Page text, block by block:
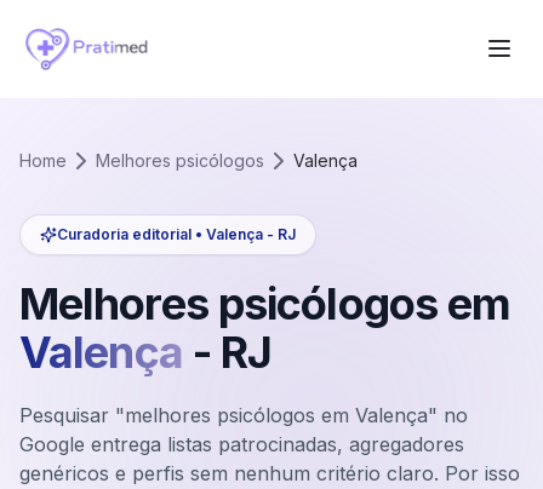
Home Melhores psicólogos Valença
Curadoria editorial • Valença - RJ
Melhores psicólogos em
Valença - RJ
Pesquisar "melhores psicólogos em Valença" no
Google entrega listas patrocinadas, agregadores
genéricos e perfis sem nenhum critério claro. Por isso